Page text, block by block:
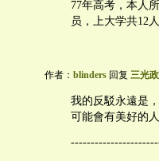
77年高考，本人
员，上大学共12
作者： blinders 回复 三光
我的反駁永遠是
可能會有美好的人